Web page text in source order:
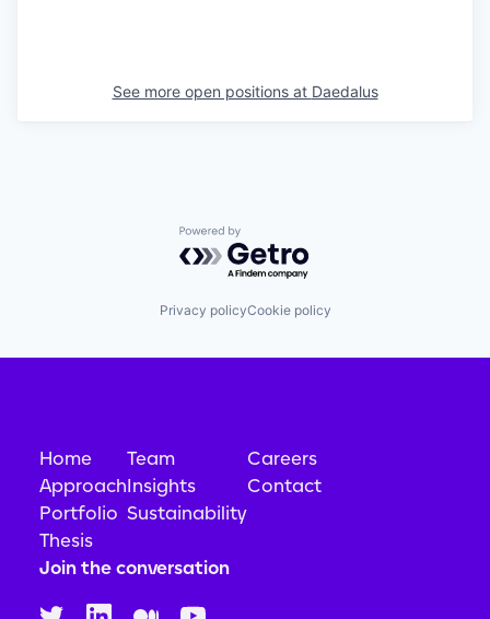
See more open positions at Daedalus
Powered by Getro.com
Privacy policyCookie policy
Home
Approach
Portfolio
Thesis
Team
Insights
Sustainability
Careers
Contact
Join the conversation